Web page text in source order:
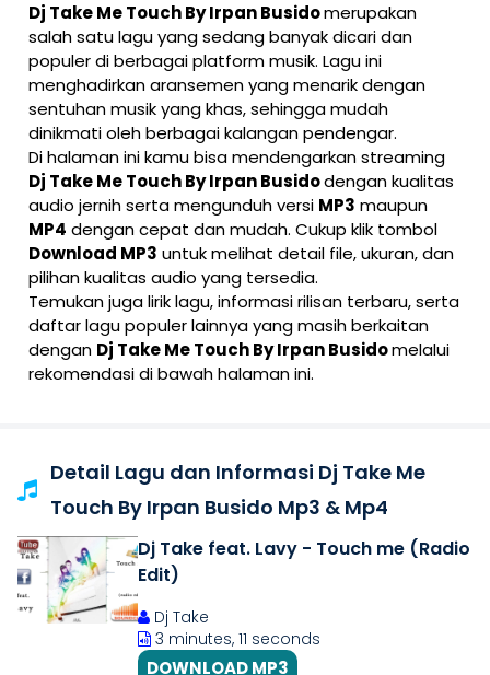
Dj Take Me Touch By Irpan Busidomerupakan
salah satu lagu yang sedang banyak dicari dan
populer di berbagai platform musik. Lagu ini
menghadirkan aransemen yang menarik dengan
sentuhan musik yang khas, sehingga mudah
dinikmati oleh berbagai kalangan pendengar.
Di halaman ini kamu bisa mendengarkan streaming
Dj Take Me Touch By Irpan Busidodengan kualitas
audio jernih serta mengunduh versi MP3 maupun
MP4 dengan cepat dan mudah. Cukup klik tombol
Download MP3 untuk melihat detail file, ukuran, dan
pilihan kualitas audio yang tersedia.
Temukan juga lirik lagu, informasi rilisan terbaru, serta
daftar lagu populer lainnya yang masih berkaitan
dengan Dj Take Me Touch By Irpan Busidomelalui
rekomendasi di bawah halaman ini.
Detail Lagu dan Informasi Dj Take Me
Touch By Irpan Busido Mp3 & Mp4
Dj Take feat. Lavy - Touch me (Radio
Edit)
Dj Take
3 minutes, 11 seconds
DOWNLOAD MP3